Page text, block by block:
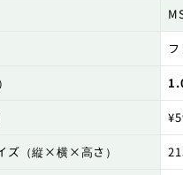
ズ（縦×横×高さ）